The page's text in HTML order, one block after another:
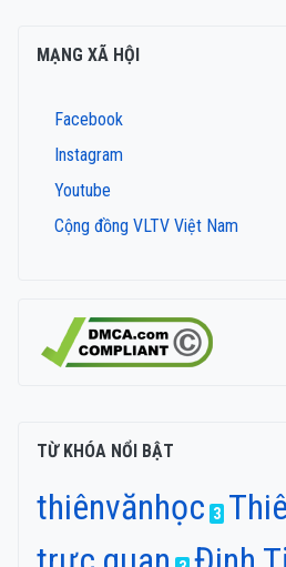
MẠNG XÃ HỘI
Facebook
Instagram
Youtube
Cộng đồng VLTV Việt Nam
TỪ KHÓA NỔI BẬT
thiênvănhọc 3